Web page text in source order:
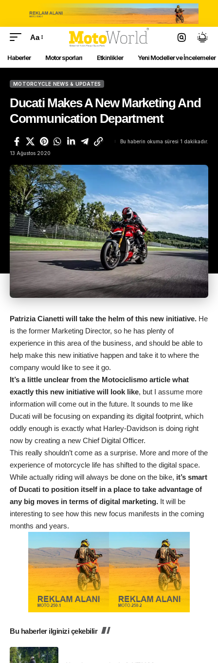
Aa
Haberler Motor sporları Etkinlikler Yeni Modeller ve İncelemeler
MOTORCYCLE NEWS & UPDATES
Ducati Makes A New Marketing And
Communication Department
13 Ağustos 2020
Bu haberin okuma süresi 1 dakikadır.
Patrizia Cianetti will take the helm of this new initiative. He
is the former Marketing Director, so he has plenty of
experience in this area of the business, and should be able to
help make this new initiative happen and take it to where the
company would like to see it go.
It’s a little unclear from the Motociclismo article what
exactly this new initiative will look like, but I assume more
information will come out in the future. It sounds to me like
Ducati will be focusing on expanding its digital footprint, which
oddly enough is exactly what Harley-Davidson is doing right
now by creating a new Chief Digital Officer.
This really shouldn’t come as a surprise. More and more of the
experience of motorcycle life has shifted to the digital space.
While actually riding will always be done on the bike, it’s smart
of Ducati to position itself in a place to take advantage of
any big moves in terms of digital marketing. It will be
interesting to see how this new focus manifests in the coming
months and years.
Bu haberler ilginizi çekebilir